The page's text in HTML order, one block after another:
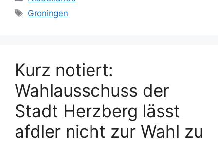
Schlagwörter
Groningen
Kurz notiert:
Wahlausschuss der
Stadt Herzberg lässt
afdler nicht zur Wahl zu